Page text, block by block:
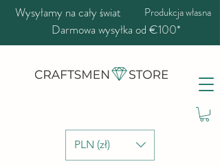
PLN (zł)
Wysyłamy na cały świat Produkcja własna
Darmowa wysyłka od €100*